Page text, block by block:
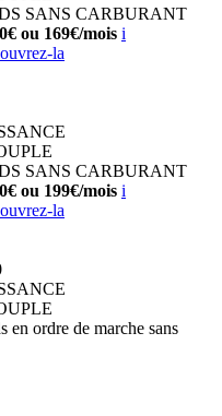
SANS CARBURANT
ou 169€/mois i
la
SANS CARBURANT
ou 199€/mois i
la
en ordre de marche sans